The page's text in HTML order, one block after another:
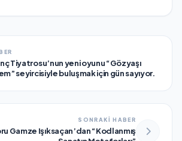
Tiyatrosu’nun yeni oyunu “Gözyaşı
seyircisiyle buluşmak için gün sayıyor.
SONRAKİ HABER
Gamze Işıksaçan’dan “Kodlanmış